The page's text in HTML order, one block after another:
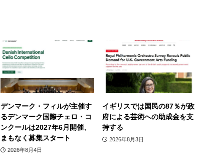
デンマーク・フィルが主催す
るデンマーク国際チェロ・コ
ンクールは2027年6月開催、
まもなく募集スタート
2026年8月4日
イギリスでは国民の87％が政
府による芸術への助成金を支
持する
2026年8月3日